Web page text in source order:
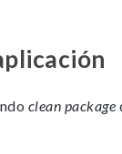
clean package
ofertas
NID